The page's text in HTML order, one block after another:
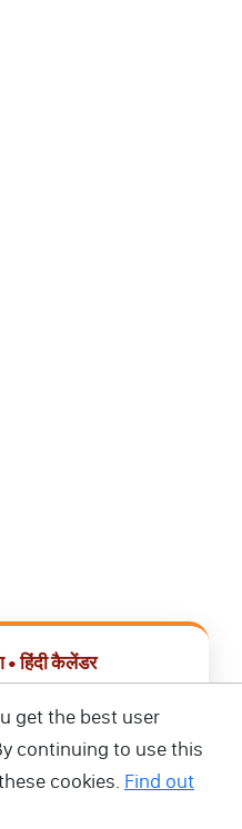
हिंदी कैलेंडर
डाउनलोड करें
get the best user
continuing to use this
cookies. Find out